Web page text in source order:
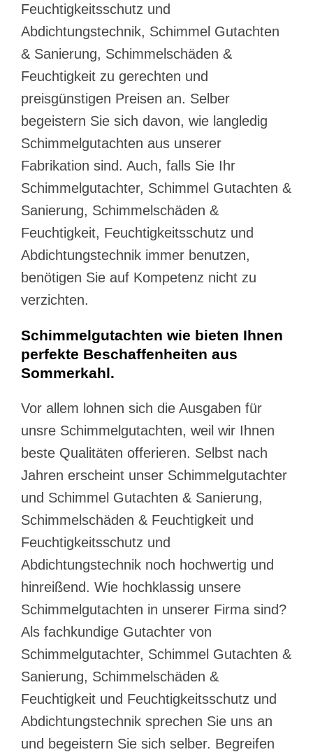
Feuchtigkeitsschutz und
Abdichtungstechnik, Schimmel Gutachten
& Sanierung, Schimmelschäden &
Feuchtigkeit zu gerechten und
preisgünstigen Preisen an. Selber
begeistern Sie sich davon, wie langledig
Schimmelgutachten aus unserer
Fabrikation sind. Auch, falls Sie Ihr
Schimmelgutachter, Schimmel Gutachten &
Sanierung, Schimmelschäden &
Feuchtigkeit, Feuchtigkeitsschutz und
Abdichtungstechnik immer benutzen,
benötigen Sie auf Kompetenz nicht zu
verzichten.
Schimmelgutachten wie bieten Ihnen
perfekte Beschaffenheiten aus
Sommerkahl.
Vor allem lohnen sich die Ausgaben für
unsre Schimmelgutachten, weil wir Ihnen
beste Qualitäten offerieren. Selbst nach
Jahren erscheint unser Schimmelgutachter
und Schimmel Gutachten & Sanierung,
Schimmelschäden & Feuchtigkeit und
Feuchtigkeitsschutz und
Abdichtungstechnik noch hochwertig und
hinreißend. Wie hochklassig unsere
Schimmelgutachten in unserer Firma sind?
Als fachkundige Gutachter von
Schimmelgutachter, Schimmel Gutachten &
Sanierung, Schimmelschäden &
Feuchtigkeit und Feuchtigkeitsschutz und
Abdichtungstechnik sprechen Sie uns an
und begeistern Sie sich selber. Begreifen